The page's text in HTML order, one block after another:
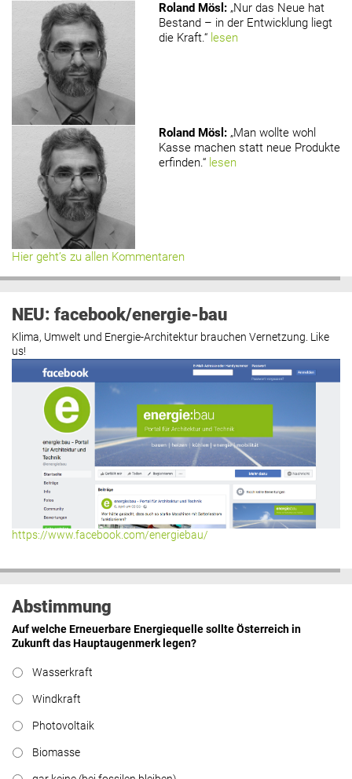
Roland Mösl : „Nur das Neue hat
Bestand – in der Entwicklung liegt
die Kraft.“ lesen
Roland Mösl : „Man wollte wohl
Kasse machen statt neue Produkte
erfinden.“ lesen
Hier geht’s zu allen Kommentaren
NEU: facebook/energie-bau
Klima, Umwelt und Energie-Architektur brauchen Vernetzung. Like
us!
https://www.facebook.com/energiebau/
Abstimmung
Auf welche Erneuerbare Energiequelle sollte Österreich in
Zukunft das Hauptaugenmerk legen?
Wasserkraft
Windkraft
Photovoltaik
Biomasse